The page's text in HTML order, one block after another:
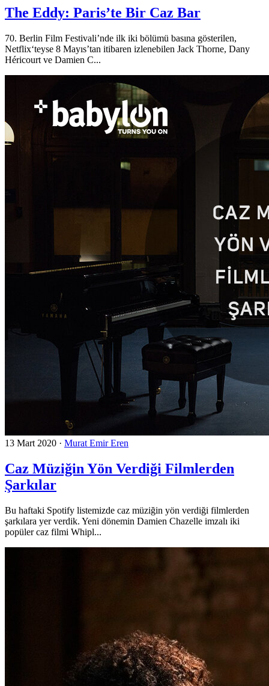
The Eddy: Paris’te Bir Caz Bar
70. Berlin Film Festivali’nde ilk iki bölümü basına gösterilen,
Netflix‘teyse 8 Mayıs’tan itibaren izlenebilen Jack Thorne, Dany
Héricourt ve Damien C...
13 Mart 2020 · Murat Emir Eren
Caz Müziğin Yön Verdiği Filmlerden
Şarkılar
Bu haftaki Spotify listemizde caz müziğin yön verdiği filmlerden
şarkılara yer verdik. Yeni dönemin Damien Chazelle imzalı iki
popüler caz filmi Whipl...